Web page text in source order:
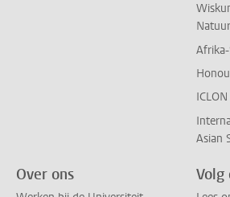
ICLON
Asian
Over ons Volg